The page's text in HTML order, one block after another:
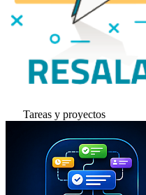
Tareas y proyectos